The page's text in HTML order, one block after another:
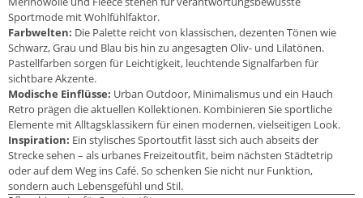
Sportmode mit Wohlfühlfaktor.
Farbwelten: Die Palette reicht von klassischen, dezenten Tönen wie
Schwarz, Grau und Blau bis hin zu angesagten Oliv- und Lilatönen.
Pastellfarben sorgen für Leichtigkeit, leuchtende Signalfarben für
sichtbare Akzente.
Modische Einflüsse: Urban Outdoor, Minimalismus und ein Hauch
Retro prägen die aktuellen Kollektionen. Kombinieren Sie sportliche
Elemente mit Alltagsklassikern für einen modernen, vielseitigen Look.
Inspiration: Ein stylisches Sportoutfit lässt sich auch abseits der
Strecke sehen – als urbanes Freizeitoutfit, beim nächsten Städtetrip
oder auf dem Weg ins Café. So schenken Sie nicht nur Funktion,
sondern auch Lebensgefühl und Stil.